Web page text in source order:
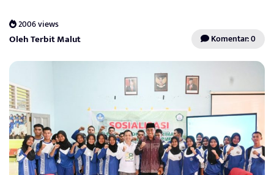
2006 views
Oleh Terbit Malut Komentar: 0